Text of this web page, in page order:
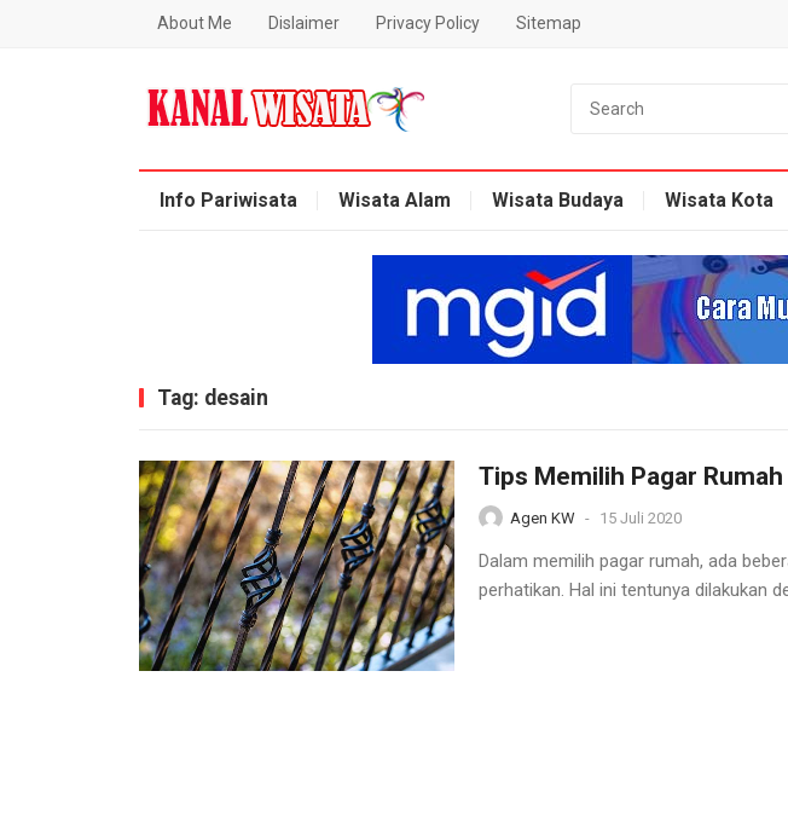
About Me Dislaimer Privacy Policy Sitemap
Blog Kanal Wisata
Info Pariwisata
Wisata Alam Wisata Budaya Wisata Kota
Tag: desain
Tips Memilih Pagar
Agen KW - 15 Juli 2020
Dalam memilih pagar rumah, ada
perhatikan. Hal ini tentunya dilakukan